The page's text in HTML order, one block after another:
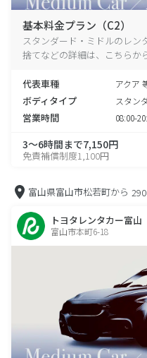
基本料金プラン（C2）
スタンダード・ミドルのレン
捨てなどの詳細は、こちらか
代表車種 アクア
ボディタイプ スタン
営業時間 08:00-
3～6時間まで7,150円
免責補償制度1,100円
富山県富山市松若町から
トヨタレンタカー富山
富山市本町6-18